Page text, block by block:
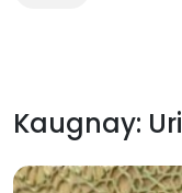
Kaugnay: Uri